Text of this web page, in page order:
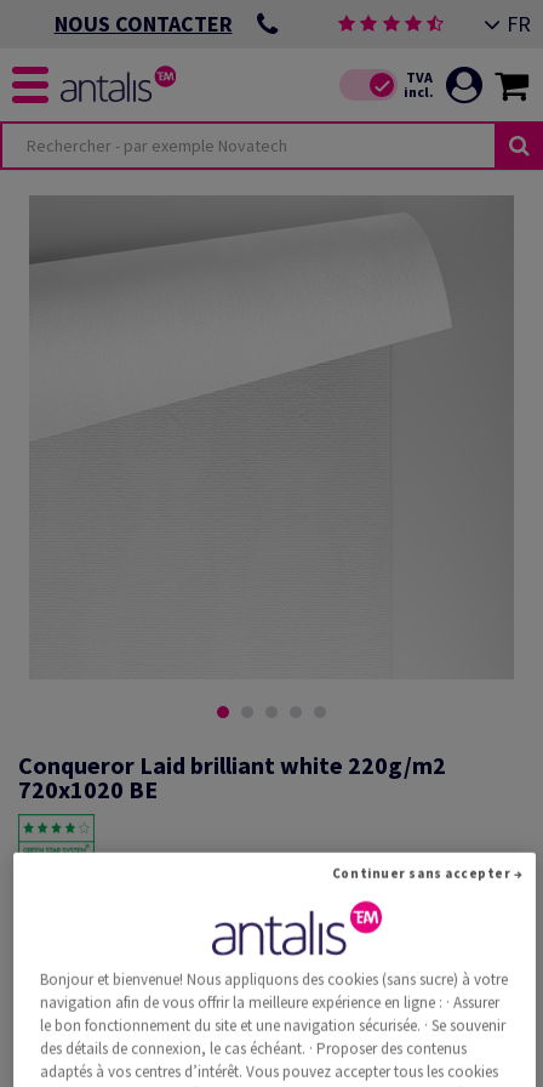
NOUS CONTACTER FR
Conqueror Laid brilliant white 220g/m2
720x1020 BE
Conqueror vergé, brilliant white, 220g/m2, vergé, sans filigrane,
woodfree ECF with 15% cotton, 310µm, 720mm x 1020mm, B1+, BE,
Paquet de 100 feuilles, FSC Mix Credit
Information additionnelle
Recommander ce produit
Prix catalogue TVA incl.
Bonjour et bienvenue! Nous appliquons des cookies (sans sucre) à votre
navigation afin de vous offrir la meilleure expérience en ligne : · Assurer
le bon fonctionnement du site et une navigation sécurisée. · Se souvenir
des détails de connexion, le cas échéant. · Proposer des contenus
adaptés à vos centres d’intérêt. Vous pouvez accepter tous les cookies
Continuer sans accepter →